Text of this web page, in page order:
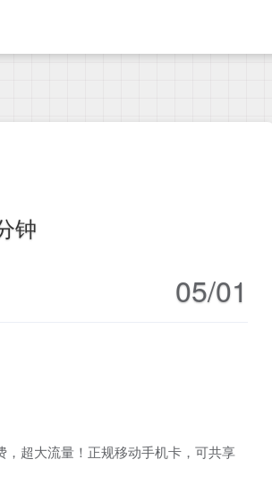
钟
05/01
超大流量！正规移动手机卡，可共享